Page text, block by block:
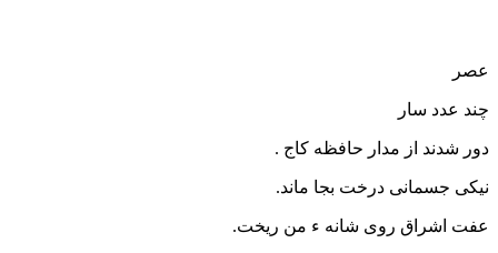
عصر
چند عدد سار
دور شدند از مدار حافظه کاج .
نیکی جسمانی درخت بجا ماند.
عفت اشراق روی شانه ء من ریخت.